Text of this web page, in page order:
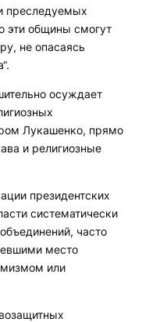
преследуемых
эти общины смогут
не опасаясь
осуждает
Лукашенко, прямо
и религиозные
президентских
систематически
часто
место
или